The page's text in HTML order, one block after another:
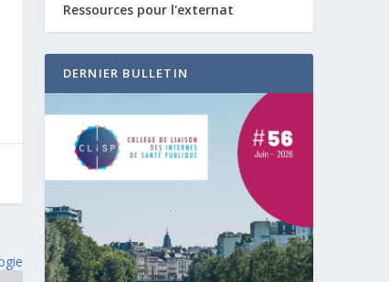
Ressources pour l'externat
DERNIER BULLETIN